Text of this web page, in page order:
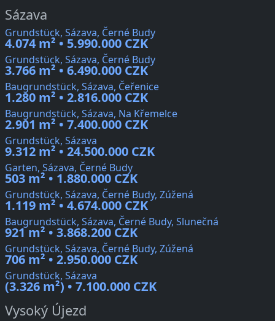
Sázava
Grundstück, Sázava, Černé Budy
4.074 m² • 5.990.000 CZK
Grundstück, Sázava, Černé Budy
3.766 m² • 6.490.000 CZK
Baugrundstück, Sázava, Čeřenice
1.280 m² • 2.816.000 CZK
Baugrundstück, Sázava, Na Křemelce
2.901 m² • 7.400.000 CZK
Grundstück, Sázava
9.312 m² • 24.500.000 CZK
Garten, Sázava, Černé Budy
503 m² • 1.880.000 CZK
Grundstück, Sázava, Černé Budy, Zúžená
1.119 m² • 4.674.000 CZK
Baugrundstück, Sázava, Černé Budy, Slunečná
921 m² • 3.868.200 CZK
Grundstück, Sázava, Černé Budy, Zúžená
706 m² • 2.950.000 CZK
Grundstück, Sázava
(3.326 m²) • 7.100.000 CZK
Vysoký Újezd